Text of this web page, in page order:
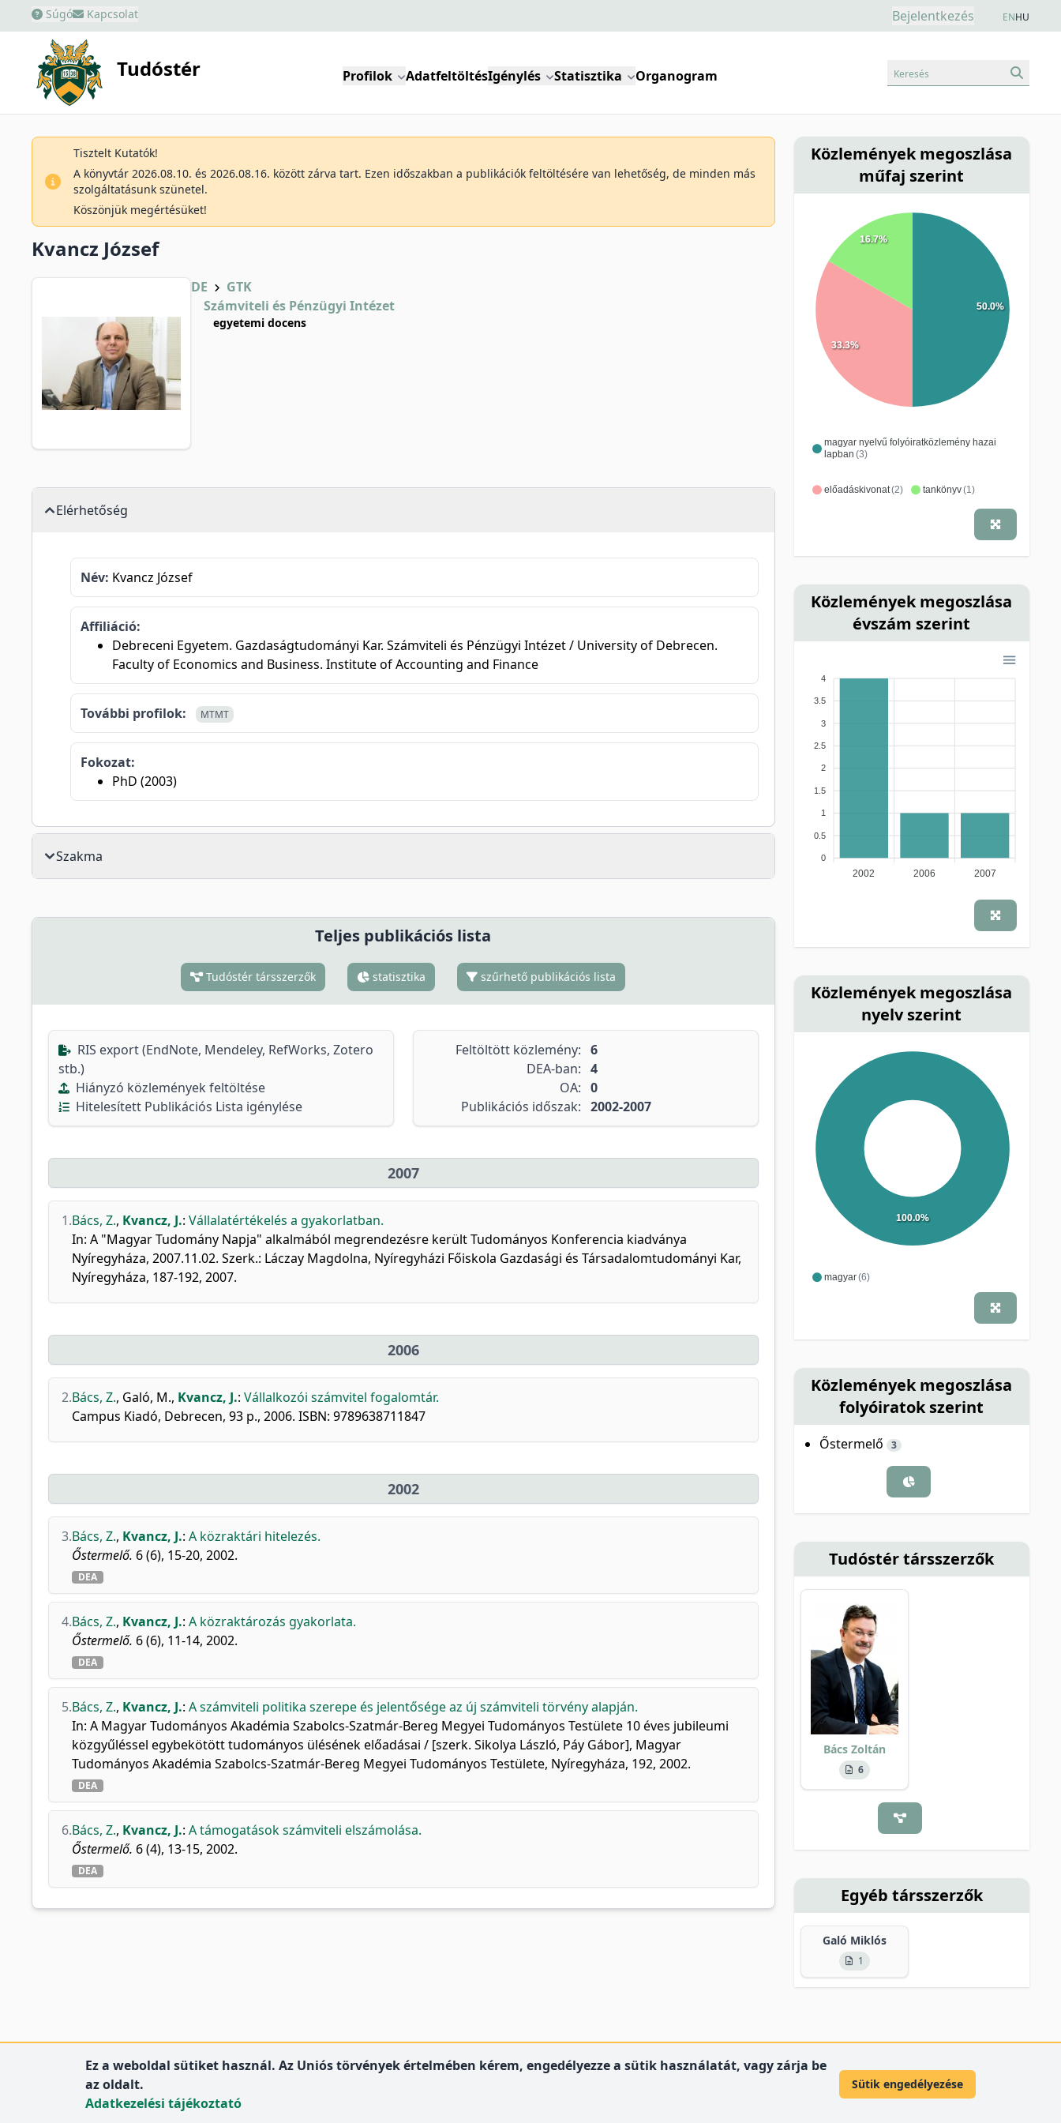
Súgó Kapcsolat Bejelentkezés ENHU
Tudóstér Profilok AdatfeltöltésIgénylés Statisztika Organogram Keresés
Tisztelt Kutatók!
A könyvtár 2026.08.10. és 2026.08.16. között zárva tart. Ezen időszakban a publikációk feltöltésére van lehetőség, de minden más
szolgáltatásunk szünetel.
Köszönjük megértésüket!
Kvancz József
DE
GTK
Számviteli és Pénzügyi Intézet
egyetemi docens
Elérhetőség
Név: Kvancz József
Affiliáció:
Debreceni Egyetem. Gazdaságtudományi Kar. Számviteli és Pénzügyi Intézet / University of Debrecen.
Faculty of Economics and Business. Institute of Accounting and Finance
További profilok: MTMT
Fokozat:
PhD (2003)
Szakma
Teljes publikációs lista
Tudóstér társszerzők statisztika szűrhető publikációs lista
RIS export (EndNote, Mendeley, RefWorks, Zotero
stb.)
Hiányzó közlemények feltöltése
Hitelesített Publikációs Lista igénylése
Feltöltött közlemény: 6
DEA-ban: 4
OA: 0
Publikációs időszak: 2002-2007
2007
1.Bács, Z., Kvancz, J.: Vállalatértékelés a gyakorlatban.
In: A "Magyar Tudomány Napja" alkalmából megrendezésre került Tudományos Konferencia kiadványa
Nyíregyháza, 2007.11.02. Szerk.: Láczay Magdolna, Nyíregyházi Főiskola Gazdasági és Társadalomtudományi Kar,
Nyíregyháza, 187-192, 2007.
2006
2.Bács, Z., Galó, M., Kvancz, J.: Vállalkozói számvitel fogalomtár.
Campus Kiadó, Debrecen, 93 p., 2006. ISBN: 9789638711847
2002
3.Bács, Z., Kvancz, J.: A közraktári hitelezés.
Őstermelő. 6 (6), 15-20, 2002.
DEA
4.Bács, Z., Kvancz, J.: A közraktározás gyakorlata.
Őstermelő. 6 (6), 11-14, 2002.
DEA
5.Bács, Z., Kvancz, J.: A számviteli politika szerepe és jelentősége az új számviteli törvény alapján.
In: A Magyar Tudományos Akadémia Szabolcs-Szatmár-Bereg Megyei Tudományos Testülete 10 éves jubileumi
közgyűléssel egybekötött tudományos ülésének előadásai / [szerk. Sikolya László, Páy Gábor], Magyar
Tudományos Akadémia Szabolcs-Szatmár-Bereg Megyei Tudományos Testülete, Nyíregyháza, 192, 2002.
DEA
6.Bács, Z., Kvancz, J.: A támogatások számviteli elszámolása.
Őstermelő. 6 (4), 13-15, 2002.
DEA
Közlemények megoszlása
műfaj szerint
magyar nyelvű folyóiratközlemény hazai
lapban (3)
előadáskivonat(2) tankönyv(1)
50.0%
33.3%
16.7%
Közlemények megoszlása
évszám szerint
4
3.5
3
2.5
2
1.5
1
0.5
0
2002 2006 2007
Közlemények megoszlása
nyelv szerint
magyar(6)
100.0%
Közlemények megoszlása
folyóiratok szerint
Őstermelő 3
Tudóstér társszerzők
Bács Zoltán
6
Egyéb társszerzők
Galó Miklós
1
Debreceni Egyetem
Ez a weboldal sütiket használ. Az Uniós törvények értelmében kérem, engedélyezze a sütik használatát, vagy zárja be
az oldalt.
Adatkezelési tájékoztató
Sütik engedélyezése